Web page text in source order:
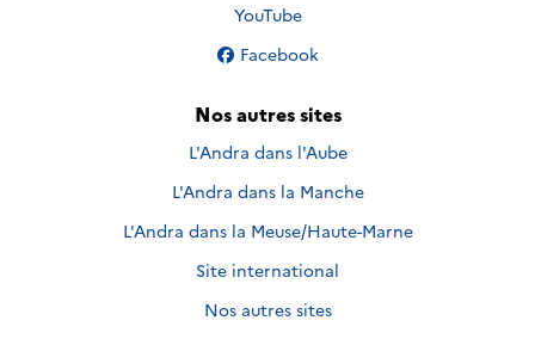
Nous suivre sur
YouTube
Nous suivre sur
Facebook
Nos autres sites
L'Andra dans l'Aube
L'Andra dans la Manche
L'Andra dans la Meuse/Haute-Marne
Site international
Nos autres sites